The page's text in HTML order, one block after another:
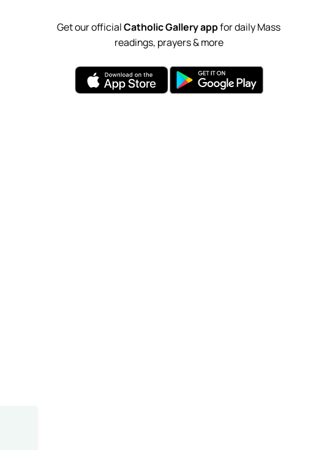
Get our officialCatholic Gallery appfor daily Mass
readings, prayers & more